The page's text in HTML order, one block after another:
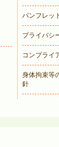
パンフレッ
プライバシ
コンプライ
身体拘束等
針